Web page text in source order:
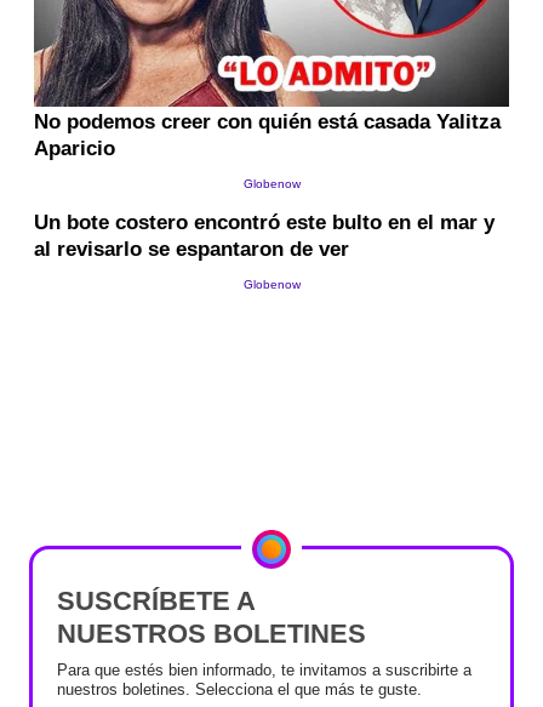
SUSCRÍBETE A
NUESTROS BOLETINES
Para que estés bien informado, te invitamos a suscribirte a
nuestros boletines. Selecciona el que más te guste.